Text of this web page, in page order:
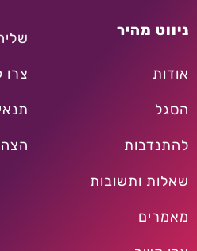
ניווט מהיר
אודות
הסגל
להתנדבות
שאלות ותשובות
מאמרים